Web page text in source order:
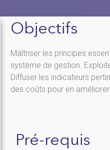
Objectifs
Maîtriser les principes
système de gestion.
Diffuser les indicateurs
des coûts pour en
Pré-requis